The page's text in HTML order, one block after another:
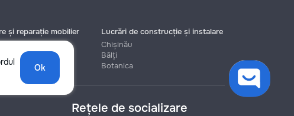
Ok
și reparație mobilier
Lucrări de construcție și instalare
Chișinău
Bălți
Botanica
Rețele de socializare